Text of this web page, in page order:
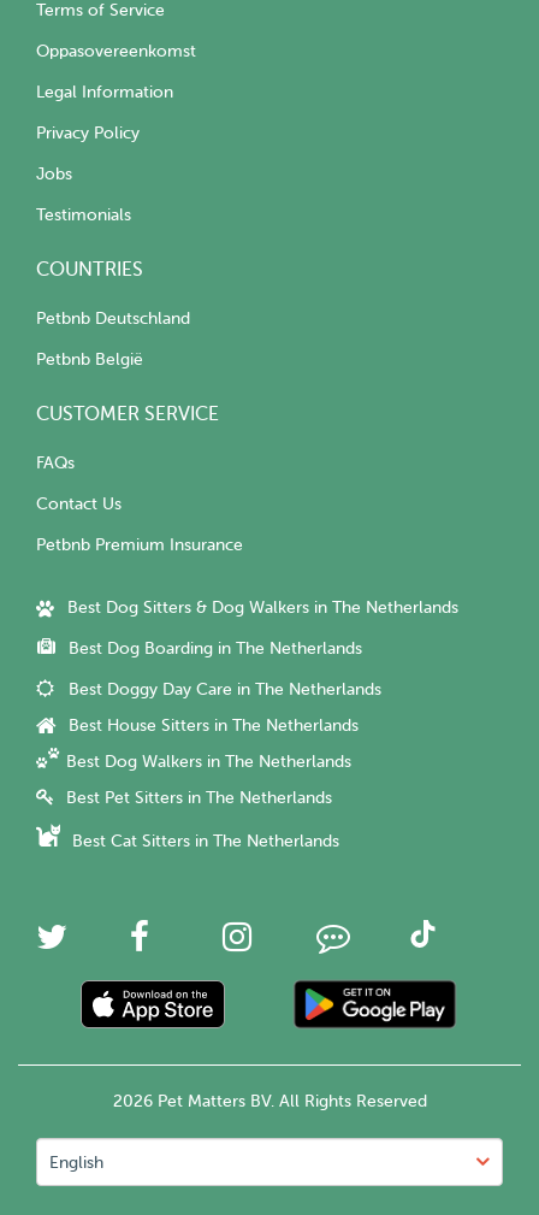
Terms of Service
Oppasovereenkomst
Legal Information
Privacy Policy
Jobs
Testimonials
COUNTRIES
Petbnb Deutschland
Petbnb België
CUSTOMER SERVICE
FAQs
Contact Us
Petbnb Premium Insurance
Best Dog Sitters & Dog Walkers in The Netherlands
Best Dog Boarding in The Netherlands
Best Doggy Day Care in The Netherlands
Best House Sitters in The Netherlands
Best Dog Walkers in The Netherlands
Best Pet Sitters in The Netherlands
Best Cat Sitters in The Netherlands
2026 Pet Matters BV. All Rights Reserved
English